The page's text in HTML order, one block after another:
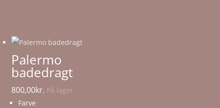
Palermo
badedragt
800,00kr. På lager
Farve